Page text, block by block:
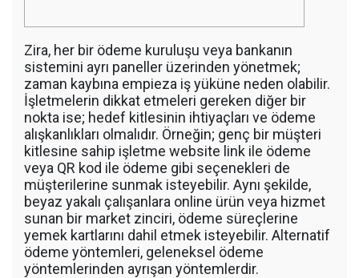
Zira, her bir ödeme kuruluşu veya bankanın
sistemini ayrı paneller üzerinden yönetmek;
zaman kaybına empieza iş yüküne neden olabilir.
İşletmelerin dikkat etmeleri gereken diğer bir
nokta ise; hedef kitlesinin ihtiyaçları ve ödeme
alışkanlıkları olmalıdır. Örneğin; genç bir müşteri
kitlesine sahip işletme website link ile ödeme
veya QR kod ile ödeme gibi seçenekleri de
müşterilerine sunmak isteyebilir. Aynı şekilde,
beyaz yakalı çalışanlara online ürün veya hizmet
sunan bir market zinciri, ödeme süreçlerine
yemek kartlarını dahil etmek isteyebilir. Alternatif
ödeme yöntemleri, geleneksel ödeme
yöntemlerinden ayrışan yöntemlerdir.